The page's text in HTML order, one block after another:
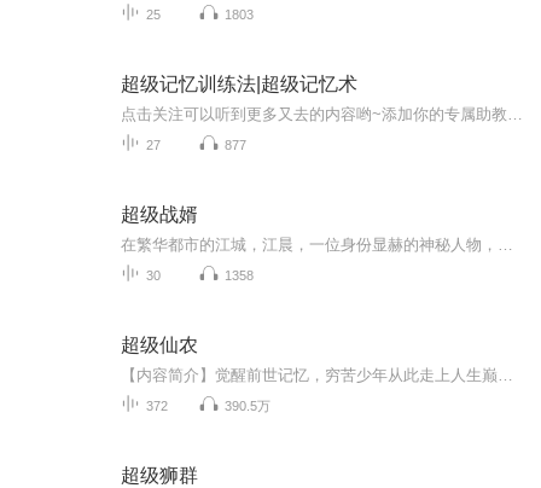
25 1803
超级记忆训练法|超级记忆术
27 877
超级战婿
30 1358
超级仙农
372 390.5万
超级狮群